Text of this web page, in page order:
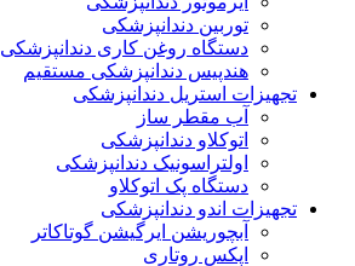
توربین دندانپزشکی
دستگاه روغن کاری دندانپزشکی
هندپیس دندانپزشکی مستقیم
تجهیزات استریل دندانپزشکی
آب مقطر ساز
اتوکلاو دندانپزشکی
اولتراسونیک دندانپزشکی
دستگاه پک اتوکلاو
تجهیزات اندو دندانپزشکی
آبچوریشن ایرگیشن گوتاکاتر
اپکس روتاری